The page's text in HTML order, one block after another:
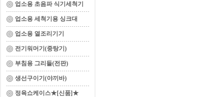
업소용 초음파 식기세척기
업소용 세척기용 싱크대
업소용 열조리기기
전기워머기(중탕기)
부침용 그리들(전판)
생선구이기(야끼바)
정육쇼케이스★[신품]★